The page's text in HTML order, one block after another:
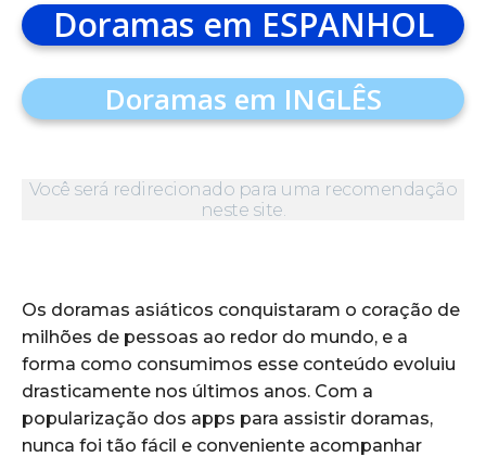
Doramas em ESPANHOL
Doramas em INGLÊS
Você será redirecionado para uma recomendação
neste site.
Os doramas asiáticos conquistaram o coração de
milhões de pessoas ao redor do mundo, e a
forma como consumimos esse conteúdo evoluiu
drasticamente nos últimos anos. Com a
popularização dos apps para assistir doramas,
nunca foi tão fácil e conveniente acompanhar